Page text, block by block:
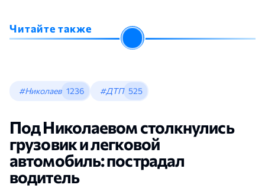
Читайте также
#Николаев 1236 #ДТП 525
Под Николаевом столкнулись
грузовик и легковой
автомобиль: пострадал
водитель